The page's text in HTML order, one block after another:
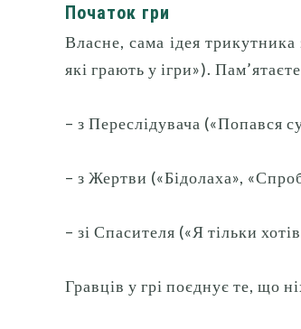
Початок гри
Власне, сама ідея
які грають у ігри»).
– з Переслідувача («Попався
– з Жертви («Бідолаха»,
– зі Спасителя («Я тільки
Гравців у грі поєднує те, що